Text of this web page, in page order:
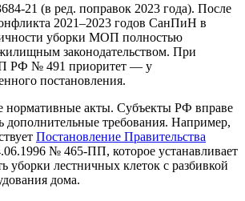
21 (в ред. поправок 2023 года). После
2021–2023 годов СанПиН в
уборки МОП полностью
законодательством. При
РФ № 491 приоритет — у
постановления.
нормативные акты. Субъекты РФ вправе
дополнительные требования. Например,
Постановление Правительства
№ 465-ПП, которое устанавливает
уборки лестничных клеток с разбивкой
дома.